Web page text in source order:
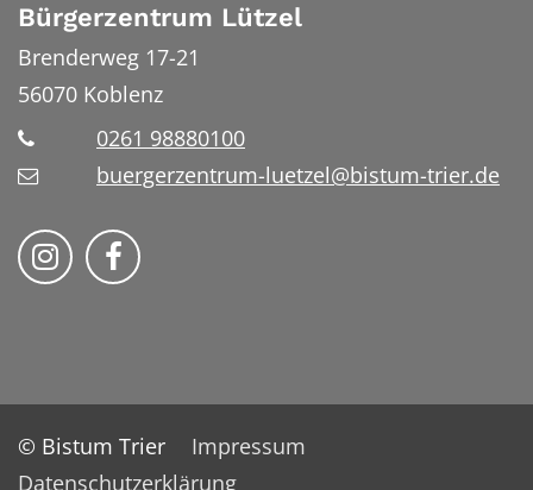
Bürgerzentrum Lützel
Brenderweg 17-21
56070 Koblenz
0261 98880100
buergerzentrum-luetzel@bistum-trier.de
Folge uns auf Instragram
Folge uns auf Facebook
© Bistum Trier
Impressum
Datenschutzerklärung